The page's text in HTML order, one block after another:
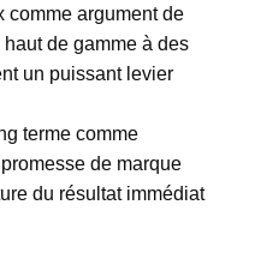
comme argument de
de gamme à des
un puissant levier
terme comme
de marque
du résultat immédiat